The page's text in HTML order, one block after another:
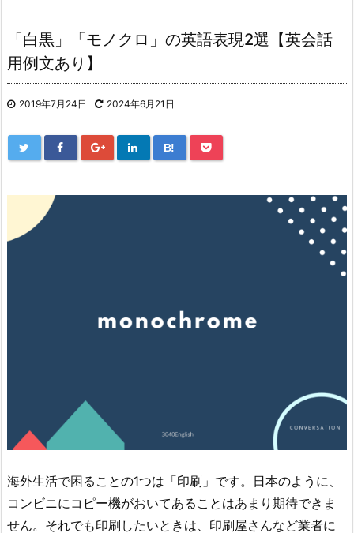
「白黒」「モノクロ」の英語表現2選【英会話
用例文あり】
2019年7月24日 2024年6月21日
B!
海外生活で困ることの1つは「印刷」です。日本のように、
コンビニにコピー機がおいてあることはあまり期待できま
せん。それでも印刷したいときは、印刷屋さんなど業者に